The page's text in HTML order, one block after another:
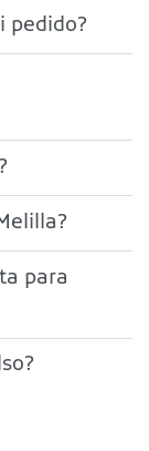
pedido?
para